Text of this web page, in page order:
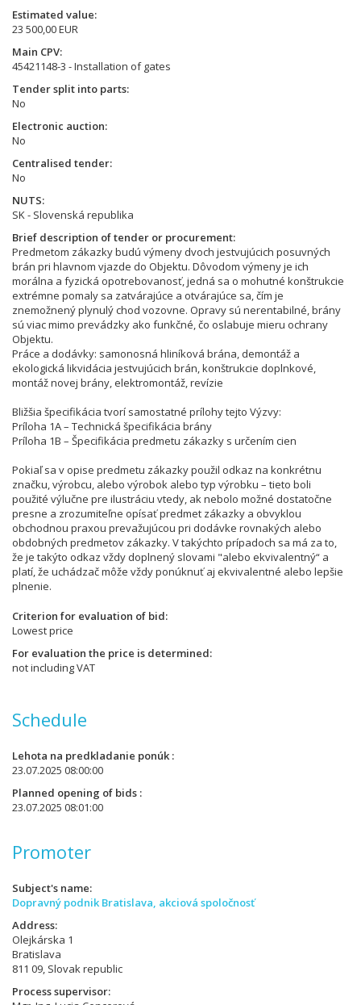
Estimated value
23 500,00 EUR
Main CPV
45421148-3 - Installation of gates
Tender split into parts
No
Electronic auction
No
Centralised tender
No
NUTS
SK - Slovenská republika
Brief description of tender or procurement
Predmetom zákazky budú výmeny dvoch jestvujúcich posuvných
brán pri hlavnom vjazde do Objektu. Dôvodom výmeny je ich
morálna a fyzická opotrebovanosť, jedná sa o mohutné konštrukcie
extrémne pomaly sa zatvárajúce a otvárajúce sa, čím je
znemožnený plynulý chod vozovne. Opravy sú nerentabilné, brány
sú viac mimo prevádzky ako funkčné, čo oslabuje mieru ochrany
Objektu.
Práce a dodávky: samonosná hliníková brána, demontáž a
ekologická likvidácia jestvujúcich brán, konštrukcie doplnkové,
montáž novej brány, elektromontáž, revízie
Bližšia špecifikácia tvorí samostatné prílohy tejto Výzvy:
Príloha 1A – Technická špecifikácia brány
Príloha 1B – Špecifikácia predmetu zákazky s určením cien
Pokiaľ sa v opise predmetu zákazky použil odkaz na konkrétnu
značku, výrobcu, alebo výrobok alebo typ výrobku – tieto boli
použité výlučne pre ilustráciu vtedy, ak nebolo možné dostatočne
presne a zrozumiteľne opísať predmet zákazky a obvyklou
obchodnou praxou prevažujúcou pri dodávke rovnakých alebo
obdobných predmetov zákazky. V takýchto prípadoch sa má za to,
že je takýto odkaz vždy doplnený slovami "alebo ekvivalentný“ a
platí, že uchádzač môže vždy ponúknuť aj ekvivalentné alebo lepšie
plnenie.
Criterion for evaluation of bid
Lowest price
For evaluation the price is determined
not including VAT
Schedule
Lehota na predkladanie ponúk
23.07.2025 08:00:00
Planned opening of bids
23.07.2025 08:01:00
Promoter
Subject's name
Dopravný podnik Bratislava, akciová spoločnosť
Address
Olejkárska 1
Bratislava
811 09, Slovak republic
Process supervisor